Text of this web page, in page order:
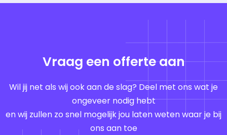
Vraag een offerte aan
Wil jij net als wij ook aan de slag? Deel met ons wat je
ongeveer nodig hebt
en wij zullen zo snel mogelijk jou laten weten waar je bij
ons aan toe